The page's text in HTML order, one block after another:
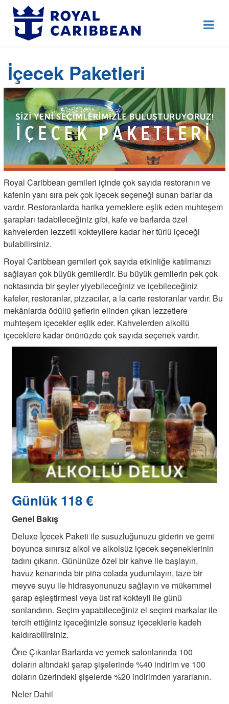
Anasayfa
Hakkımızda
İletişim
Kurumsal Geziler
Blog
Online Check In
Giriş Yap
Destek Hattı 444 80 92
İçecek Paketleri
Royal Caribbean gemileri içinde çok sayıda restoranın ve
kafenin yanı sıra pek çok içecek seçeneği sunan barlar da
vardır. Restoranlarda harika yemeklere eşlik eden muhteşem
şarapları tadabileceğiniz gibi, kafe ve barlarda özel
kahvelerden lezzetli kokteyllere kadar her türlü içeceği
bulabilirsiniz.
Royal Caribbean gemileri çok sayıda etkinliğe katılmanızı
sağlayan çok büyük gemilerdir. Bu büyük gemilerin pek çok
noktasında bir şeyler yiyebileceğiniz ve içebileceğiniz
kafeler, restoranlar, pizzacılar, a la carte restoranlar vardır. Bu
mekânlarda ödüllü şeflerin elinden çıkan lezzetlere
muhteşem içecekler eşlik eder. Kahvelerden alkollü
içeceklere kadar önünüzde çok sayıda seçenek vardır.
Günlük 118 €
Genel Bakış
Deluxe İçecek Paketi ile susuzluğunuzu giderin ve gemi
boyunca sınırsız alkol ve alkolsüz içecek seçeneklerinin
tadını çıkarın. Gününüze özel bir kahve ile başlayın,
havuz kenarında bir piña colada yudumlayın, taze bir
meyve suyu ile hidrasyonunuzu sağlayın ve mükemmel
şarap eşleştirmesi veya üst raf kokteyli ile günü
sonlandırın. Seçim yapabileceğiniz el seçimi markalar ile
tercih ettiğiniz içeceğinizle sonsuz içeceklerle kadeh
kaldırabilirsiniz.
Öne Çıkanlar Barlarda ve yemek salonlarında 100
doların altındaki şarap şişelerinde %40 indirim ve 100
doların üzerindeki şişelerde %20 indirimden yararlanın.
Neler Dahil